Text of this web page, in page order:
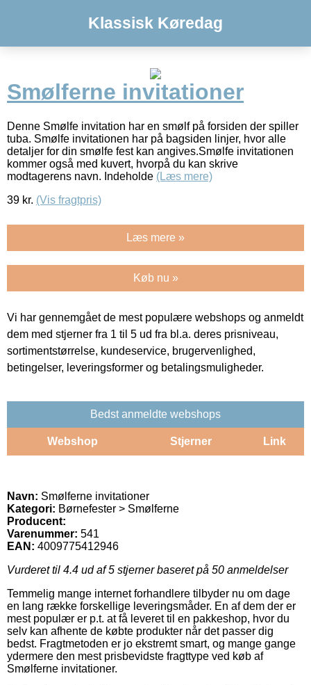
Klassisk Køredag
Smølferne invitationer
Denne Smølfe invitation har en smølf på forsiden der spiller
tuba. Smølfe invitationen har på bagsiden linjer, hvor alle
detaljer for din smølfe fest kan angives.Smølfe invitationen
kommer også med kuvert, hvorpå du kan skrive
modtagerens navn. Indeholde (Læs mere)
39 kr. (Vis fragtpris)
Læs mere »
Køb nu »
Vi har gennemgået de mest populære webshops og anmeldt
dem med stjerner fra 1 til 5 ud fra bl.a. deres prisniveau,
sortimentstørrelse, kundeservice, brugervenlighed,
betingelser, leveringsformer og betalingsmuligheder.
Bedst anmeldte webshops
Webshop Stjerner Link
Navn: Smølferne invitationer
Kategori: Børnefester > Smølferne
Producent:
Varenummer: 541
EAN: 4009775412946
Vurderet til 4.4 ud af 5 stjerner baseret på 50 anmeldelser
Temmelig mange internet forhandlere tilbyder nu om dage
en lang række forskellige leveringsmåder. En af dem der er
mest populær er p.t. at få leveret til en pakkeshop, hvor du
selv kan afhente de købte produkter når det passer dig
bedst. Fragtmetoden er jo ekstremt smart, og mange gange
ydermere den mest prisbevidste fragttype ved køb af
Smølferne invitationer.